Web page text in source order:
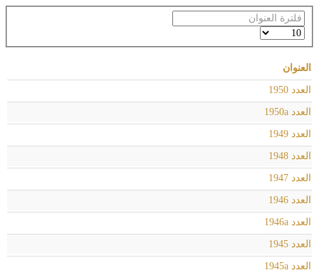
فلترة
العنوان
عدد
الإظهارات:
العنوان
العدد 1950
العدد 1950a
العدد 1949
العدد 1948
العدد 1947
العدد 1946
العدد 1946a
العدد 1945
العدد 1945a